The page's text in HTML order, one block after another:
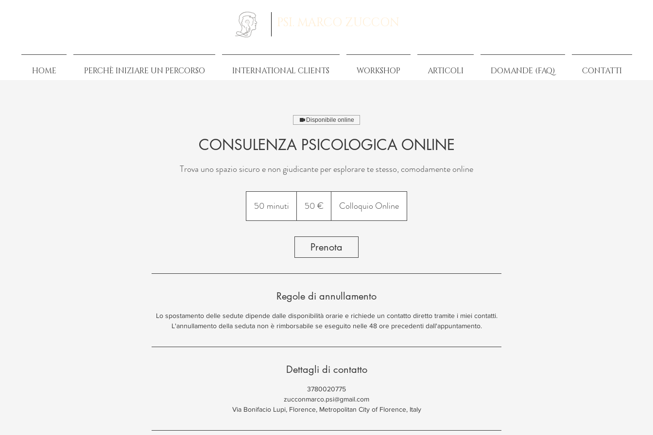
PSI. MARCO ZUCCON
HOME PERCHÈ INIZIARE UN PERCORSO INTERNATIONAL CLIENTS WORKSHOP ARTICOLI DOMANDE (FAQ) CONTATTI
Disponibile online
CONSULENZA PSICOLOGICA ONLINE
Trova uno spazio sicuro e non giudicante per esplorare te stesso, comodamente online
50 minuti
0
u
i
50 € Colloquio Online
Prenota
Regole di annullamento
Lo spostamento delle sedute dipende dalle disponibilità orarie e richiede un contatto diretto tramite i miei contatti.
L'annullamento della seduta non è rimborsabile se eseguito nelle 48 ore precedenti dall'appuntamento.
Dettagli di contatto
3780020775
zucconmarco.psi@gmail.com
Via Bonifacio Lupi, Florence, Metropolitan City of Florence, Italy